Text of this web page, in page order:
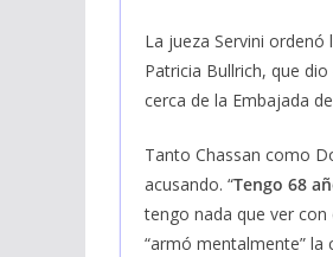
La jueza Servini
Patricia Bullrich, que
cerca de la Embajada
Tanto Chassan como
acusando. “Tengo 68
tengo nada que ver
“armó mentalmente”